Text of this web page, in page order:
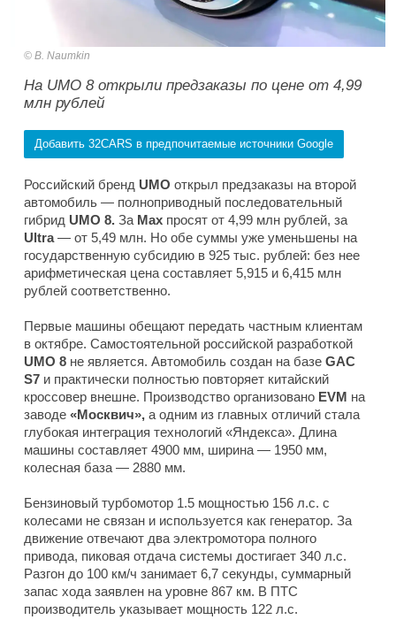
B. Naumkin
На UMO 8 открыли предзаказы по цене от 4,99
млн рублей
Добавить 32CARS в предпочитаемые источники Google
Российский бренд UMO открыл предзаказы на второй
автомобиль — полноприводный последовательный
гибрид UMO 8. За Max просят от 4,99 млн рублей, за
Ultra— от 5,49 млн. Но обе суммы уже уменьшены на
государственную субсидию в 925 тыс. рублей: без нее
арифметическая цена составляет 5,915 и 6,415 млн
рублей соответственно.
Первые машины обещают передать частным клиентам
в октябре. Самостоятельной российской разработкой
UMO 8 не является. Автомобиль создан на базе GAC
S7 и практически полностью повторяет китайский
кроссовер внешне. Производство организовано EVM на
заводе «Москвич», а одним из главных отличий стала
глубокая интеграция технологий «Яндекса». Длина
машины составляет 4900 мм, ширина — 1950 мм,
колесная база — 2880 мм.
Бензиновый турбомотор 1.5 мощностью 156 л.с. с
колесами не связан и используется как генератор. За
движение отвечают два электромотора полного
привода, пиковая отдача системы достигает 340 л.с.
Разгон до 100 км/ч занимает 6,7 секунды, суммарный
запас хода заявлен на уровне 867 км. В ПТС
производитель указывает мощность 122 л.с.